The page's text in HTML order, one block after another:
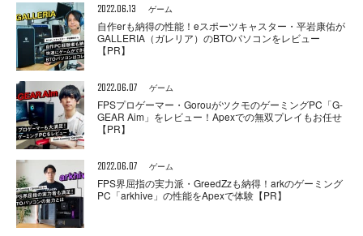
2022.06.13 ゲーム
自作erも納得の性能！eスポーツキャスター・平岩康佑が
GALLERIA（ガレリア）のBTOパソコンをレビュー
【PR】
2022.06.07 ゲーム
FPSプロゲーマー・GorouがツクモのゲーミングPC「G-
GEAR Aim」をレビュー！Apexでの無双プレイもお任せ
【PR】
2022.06.07 ゲーム
FPS界屈指の実力派・GreedZzも納得！arkのゲーミング
PC「arkhive」の性能をApexで体験【PR】